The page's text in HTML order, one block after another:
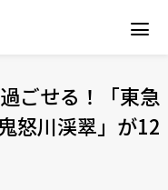
ごせる！「東急
怒川渓翠」が12